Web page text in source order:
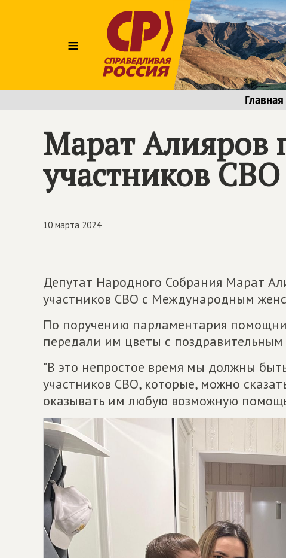
≡
Главная
Марат Алияров
участников
10 марта 2024
Депутат Народного Собрания Марат
участников СВО с Международным
По поручению парламентария
передали им цветы с поздравительным
"В это непростое время мы должны
участников СВО, которые, можно
оказывать им любую возможную